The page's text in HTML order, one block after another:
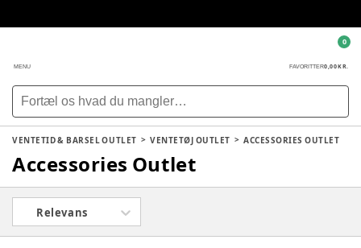
MENU FAVORITTER0,00 KR.
0
VENTETID & BARSEL OUTLET VENTETØJ OUTLET ACCESSORIES OUTLET
Accessories Outlet
Relevans